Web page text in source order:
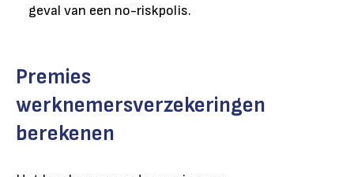
geval van een no-riskpolis.
Premies
werknemersverzekeringen
berekenen